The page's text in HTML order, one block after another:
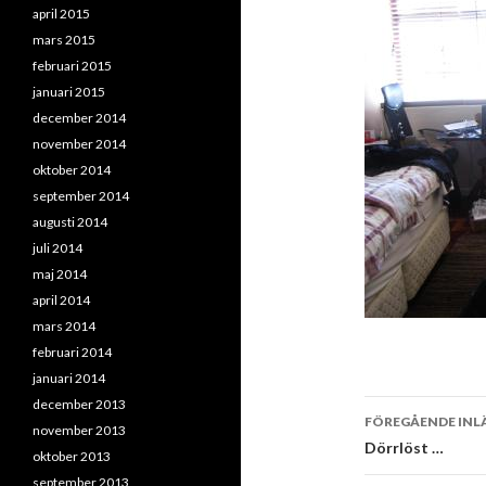
FÖREGÅENDE
Dörrlöst …
april 2015
mars 2015
februari 2015
januari 2015
december 2014
november 2014
oktober 2014
september 2014
augusti 2014
juli 2014
maj 2014
april 2014
mars 2014
februari 2014
januari 2014
december 2013
november 2013
oktober 2013
september 2013